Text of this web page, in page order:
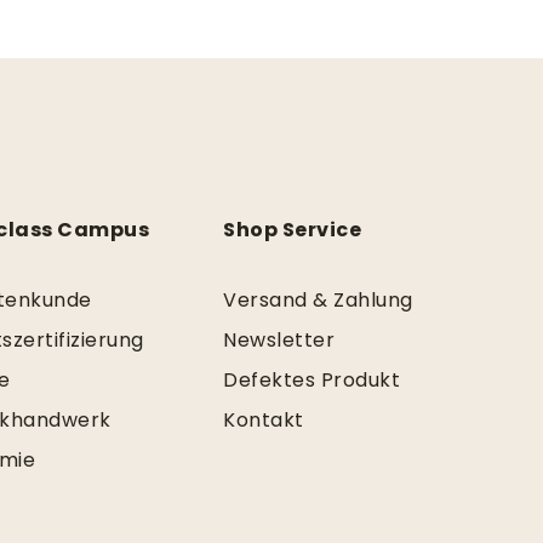
Campus Shop Service
Versand & Zahlung
Newsletter
Defektes Produkt
Kontakt